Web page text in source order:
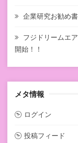
企業研究お勧め
フジドリームエ
開始！！
メタ情報
ログイン
投稿フィード